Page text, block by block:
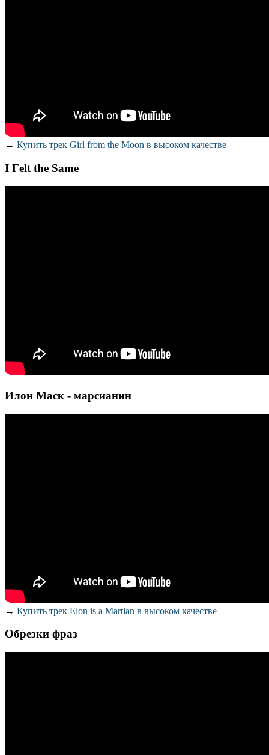
→ Купить трек Girl from the Moon в высоком качестве
I Felt the Same
Илон Маск - марсианин
→ Купить трек Elon is a Martian в высоком качестве
Обрезки фраз